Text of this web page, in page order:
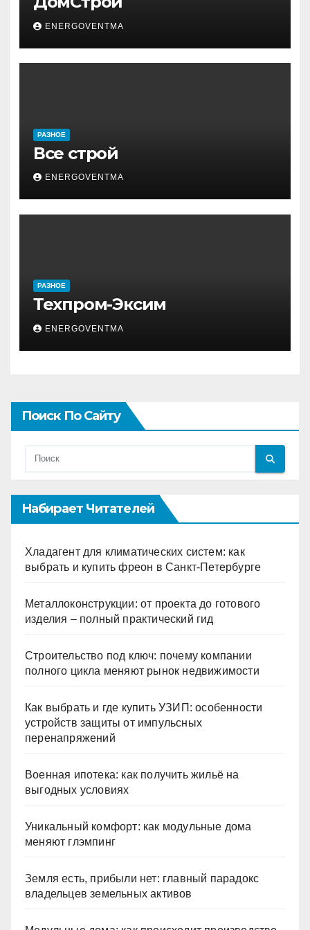
ENERGOVENTMA
РАЗНОЕ
Все строй
ENERGOVENTMA
РАЗНОЕ
Техпром-Эксим
ENERGOVENTMA
Поиск По Сайту
Набирает Читателей
Хладагент для климатических систем: как
выбрать и купить фреон в Санкт-Петербурге
Металлоконструкции: от проекта до готового
изделия – полный практический гид
Строительство под ключ: почему компании
полного цикла меняют рынок недвижимости
Как выбрать и где купить УЗИП: особенности
устройств защиты от импульсных
перенапряжений
Военная ипотека: как получить жильё на
выгодных условиях
Уникальный комфорт: как модульные дома
меняют глэмпинг
Земля есть, прибыли нет: главный парадокс
владельцев земельных активов